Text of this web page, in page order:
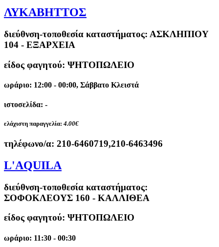
ΛΥΚΑΒΗΤΤΟΣ
διεύθνση-τοποθεσία καταστήματος: ΑΣΚΛΗΠΙΟΥ
104 - ΕΞΑΡΧΕΙΑ
είδος φαγητού: ΨΗΤΟΠΩΛΕΙΟ
ωράριο: 12:00 - 00:00, Σάββατο Κλειστά
ιστοσελίδα: -
ελάχιστη παραγγελία: 4.00€
τηλέφωνο/α: 210-6460719,210-6463496
L'AQUILA
διεύθνση-τοποθεσία καταστήματος:
ΣΟΦΟΚΛΕΟΥΣ 160 - ΚΑΛΛΙΘΕΑ
είδος φαγητού: ΨΗΤΟΠΩΛΕΙΟ
ωράριο: 11:30 - 00:30